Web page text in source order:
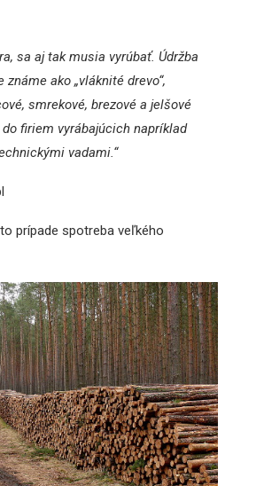
sa aj tak musia vyrúbať. Údržba
ako „vláknité drevo“,
smrekové, brezové a jelšové
firiem vyrábajúcich napríklad
vadami.“
prípade spotreba veľkého